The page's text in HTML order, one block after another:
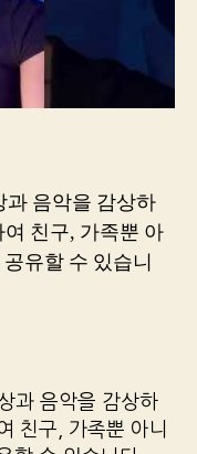
과 음악을 감상하
친구, 가족뿐 아
유할 수 있습니
과 음악을 감상하
친구, 가족뿐 아니